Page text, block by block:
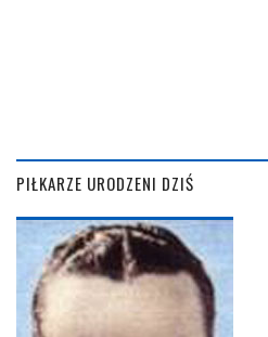
PIŁKARZE URODZENI DZIŚ